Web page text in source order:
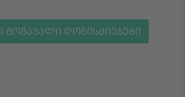
ᲛᲝᲛᲐᲕᲐᲚᲘ ᲦᲝᲜᲘᲡᲫᲘᲔᲑᲔᲑᲘ